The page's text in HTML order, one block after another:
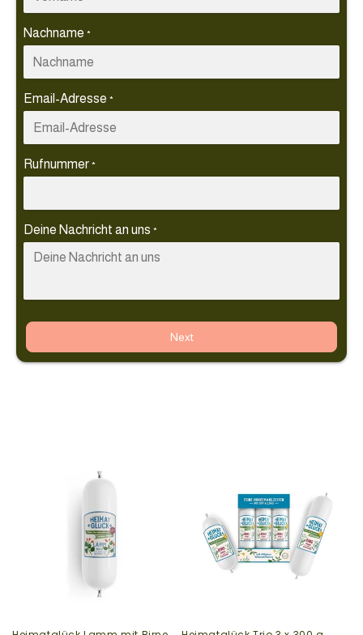
Nachname *
Email-Adresse *
Rufnummer *
Deine Nachricht an uns *
Next